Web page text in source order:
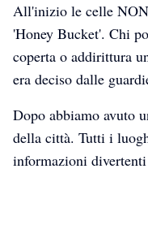
All'inizio le celle NON
'Honey Bucket'. Chi
coperta o addirittura
era deciso dalle
Dopo abbiamo avuto
della città. Tutti i
informazioni